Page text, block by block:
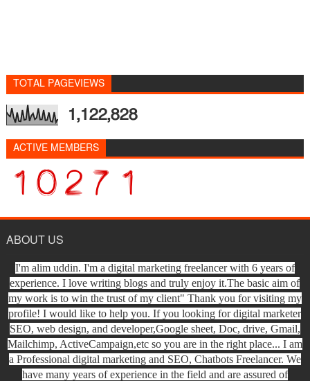
TOTAL PAGEVIEWS
1,122,828
ACTIVE MEMBERS
ABOUT US
I'm alim uddin. I'm a digital marketing freelancer with 6 years of
experience. I love writing blogs and truly enjoy it.The basic aim of
my work is to win the trust of my client" Thank you for visiting my
profile! I would like to help you. If you looking for digital marketer
SEO, web design, and developer,Google sheet, Doc, drive, Gmail,
Mailchimp, ActiveCampaign,etc so you are in the right place... I am
a Professional digital marketing and SEO, Chatbots Freelancer. We
have many years of experience in the field and are assured of